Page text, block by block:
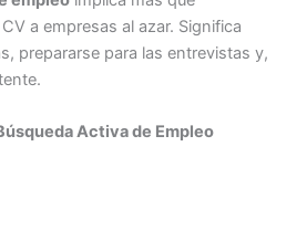
a empresas al azar. Significa
prepararse para las entrevistas y,
Activa de Empleo